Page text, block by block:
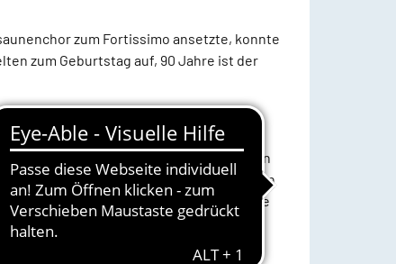
zum Fortissimo ansetzte, konnte
zum Geburtstag auf, 90 Jahre ist der
Trompete, Posaune und Tuba ihr
Einsturz brachten, erklärte Pastor Jörn
Schofare gegeben, die bestanden
aber die Harmonik und Komplexität, die